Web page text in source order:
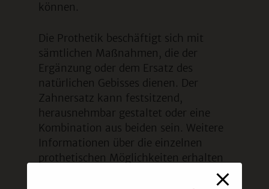
können.
Die Prothetik beschäftigt sich mit
sämtlichen Maßnahmen, die der
Ergänzung oder dem Ersatz des
natürlichen Gebisses dienen. Der
Zahnersatz kann festsitzend,
herausnehmbar gestaltet oder eine
Kombination aus beiden sein. Weitere
Informationen über die einzelnen
prothetischen Möglichkeiten erhalten